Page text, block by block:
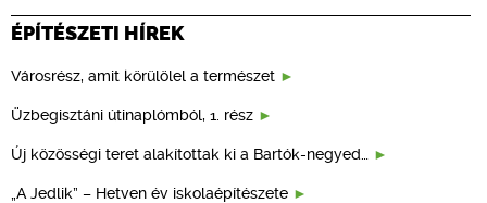
ÉPÍTÉSZETI HÍREK
Városrész, amit körülölel a természet
Üzbegisztáni útinaplómból, 1. rész
Új közösségi teret alakítottak ki a Bartók-negyed…
„A Jedlik” – Hetven év iskolaépítészete